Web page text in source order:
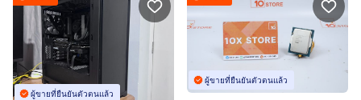
ผู้ขายที่ยืนยันตัวตนแล้ว
ผู้ขายที่ยืนยันตัวตนแล้ว